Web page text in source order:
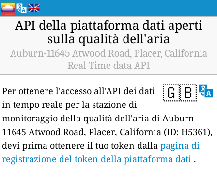
API della piattaforma dati aperti
sulla qualità dell'aria
Auburn-11645 Atwood Road, Placer, California
Real-Time data API
🇬🇧
Per ottenere l'accesso all'API dei dati
in tempo reale per la stazione di
monitoraggio della qualità dell'aria di Auburn-
11645 Atwood Road, Placer, California (ID: H5361),
devi prima ottenere il tuo token dallapagina di
registrazione del token della piattaforma dati .